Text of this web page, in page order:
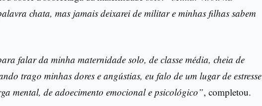
chata, mas jamais deixarei de militar e minhas filhas sabem
falar da minha maternidade solo, de classe média, cheia de
trago minhas dores e angústias, eu falo de um lugar de estresse
mental, de adoecimento emocional e psicológico”, completou.